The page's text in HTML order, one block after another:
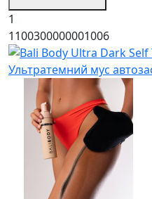
1
1100300000001006